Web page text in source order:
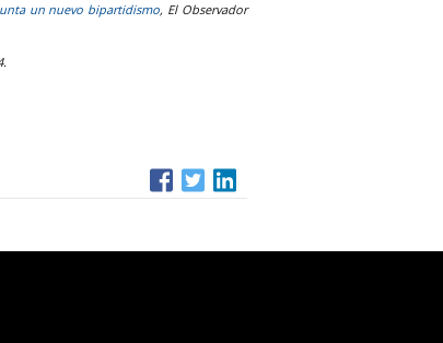
un nuevo bipartidismo, El Observador